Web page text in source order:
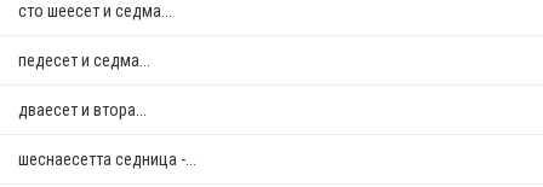
сто шеесет и седма...
педесет и седма...
дваесет и втора...
шеснаесетта седница -...